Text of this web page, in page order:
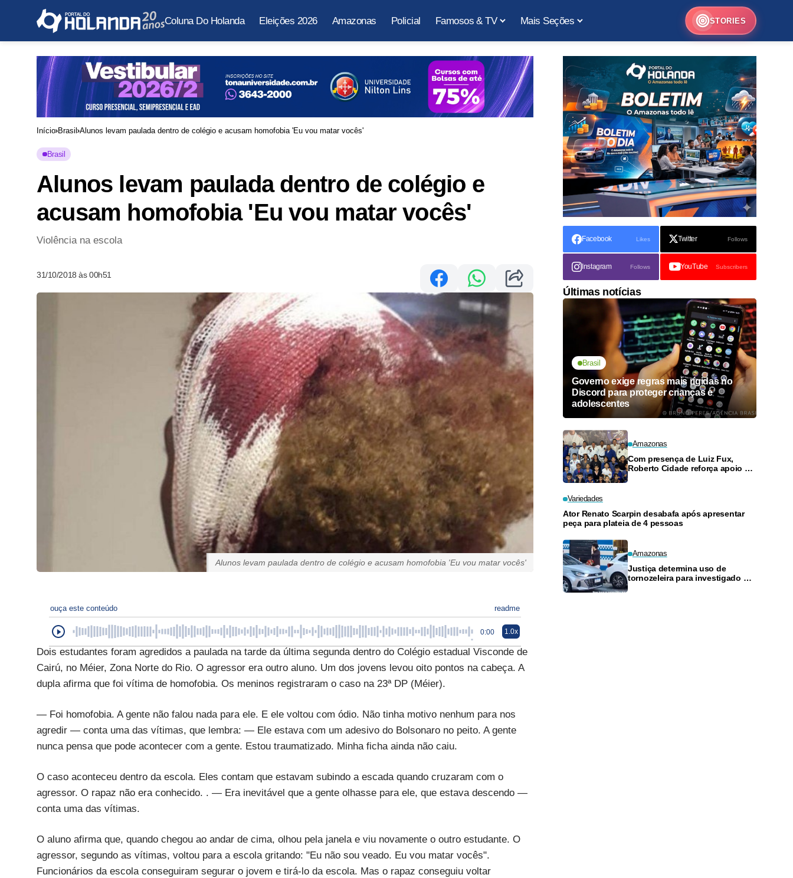
Coluna Do Holanda Eleições 2026 Amazonas Policial Famosos & TV Mais Seções STORIES
Início Brasil Alunos levam paulada dentro de colégio e acusam homofobia 'Eu vou matar vocês'
Brasil
Alunos levam paulada dentro de colégio e
acusam homofobia 'Eu vou matar vocês'
Violência na escola
31/10/2018 às 00h51
Alunos levam paulada dentro de colégio e acusam homofobia 'Eu vou matar vocês'
ouça este conteúdo readme
0:00 1.0x
Dois estudantes foram agredidos a paulada na tarde da última segunda dentro do Colégio estadual Visconde de
Cairú, no Méier, Zona Norte do Rio. O agressor era outro aluno. Um dos jovens levou oito pontos na cabeça. A
dupla afirma que foi vítima de homofobia. Os meninos registraram o caso na 23ª DP (Méier).
— Foi homofobia. A gente não falou nada para ele. E ele voltou com ódio. Não tinha motivo nenhum para nos
agredir — conta uma das vítimas, que lembra: — Ele estava com um adesivo do Bolsonaro no peito. A gente
nunca pensa que pode acontecer com a gente. Estou traumatizado. Minha ficha ainda não caiu.
O caso aconteceu dentro da escola. Eles contam que estavam subindo a escada quando cruzaram com o
agressor. O rapaz não era conhecido. . — Era inevitável que a gente olhasse para ele, que estava descendo —
conta uma das vítimas.
O aluno afirma que, quando chegou ao andar de cima, olhou pela janela e viu novamente o outro estudante. O
agressor, segundo as vítimas, voltou para a escola gritando: "Eu não sou veado. Eu vou matar vocês".
Funcionários da escola conseguiram segurar o jovem e tirá-lo da escola. Mas o rapaz conseguiu voltar
Facebook Likes Twitter Follows
Instagram Follows YouTube Subscribers
Últimas notícias
Brasil
Governo exige regras mais rígidas no
Discord para proteger crianças e
adolescentes
Amazonas
Com presença de Luiz Fux,
Roberto Cidade reforça apoio a
Variedades
Ator Renato Scarpin desabafa após apresentar
peça para plateia de 4 pessoas
Amazonas
Justiça determina uso de
tornozeleira para investigado por